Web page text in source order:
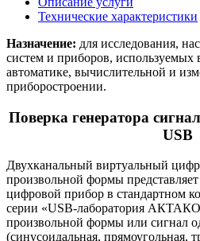
Технические характеристики
Назначение: для исследования,
систем и приборов, используемых
автоматике, вычислительной и
приборостроении.
Поверка генератора
USB
Двухканальный виртуальный
произвольной формы
цифровой прибор в стандартном
серии «USB-лаборатория
произвольной формы или сигнал
(синусоидальная, прямоугольная,